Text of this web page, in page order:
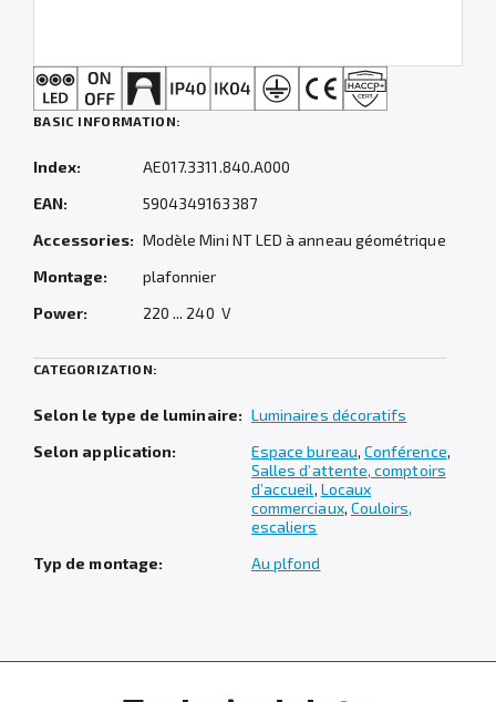
BASIC INFORMATION:
Index:
AE017.3311.840.A000
EAN:
5904349163387
Accessories: Modèle Mini NT LED à anneau géométrique
Montage:
plafonnier
Power:
220 ... 240 V
CATEGORIZATION:
Selon le type de luminaire: Luminaires décoratifs
Selon application:
Espace bureau, Conférence,
Salles d’attente, comptoirs
d’accueil, Locaux
commerciaux, Couloirs,
escaliers
Typ de montage:
Au plfond